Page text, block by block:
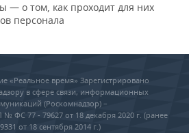
— о том, как проходит для них
персонала
«Реальное время» Зарегистрировано
в сфере связи, информационных
(Роскомнадзор) –
ФС 77 - 79627 от 18 декабря 2020 г. (ранее
от 18 сентября 2014 г.)